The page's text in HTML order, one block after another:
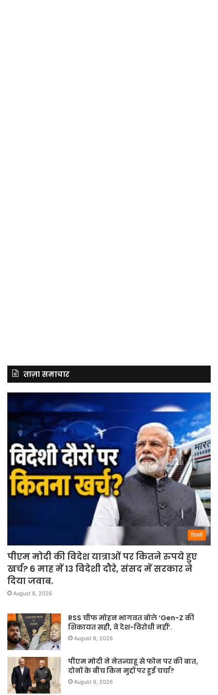
ताज़ा समाचार
दिल्ली
पीएम मोदी की विदेश यात्राओं पर कितने रुपये हुए
खर्च? 6 माह में 13 विदेशी दौरे, संसद में सरकार ने
दिया जवाब.
August 6, 2026
RSS चीफ मोहन भागवत बोले ‘Gen-Z की
शिकायत सही, वे देश-विरोधी नहीं’.
August 6, 2026
पीएम मोदी ने नेतन्याहू से फोन पर की बात,
दोनों के बीच किन मुद्दों पर हुई चर्चा?
August 6, 2026